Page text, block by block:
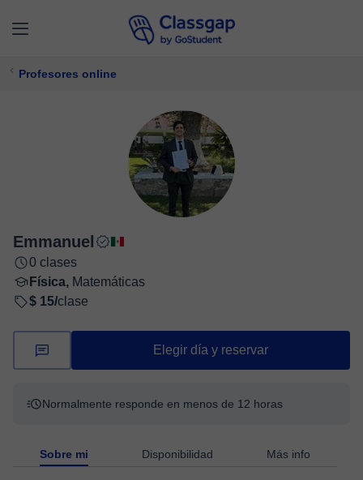
Profesores online
Emmanuel
0 clases
Física, Matemáticas
$ 15/clase
Elegir día y reservar
Normalmente responde en menos de 12 horas
Sobre mi Disponibilidad Más info